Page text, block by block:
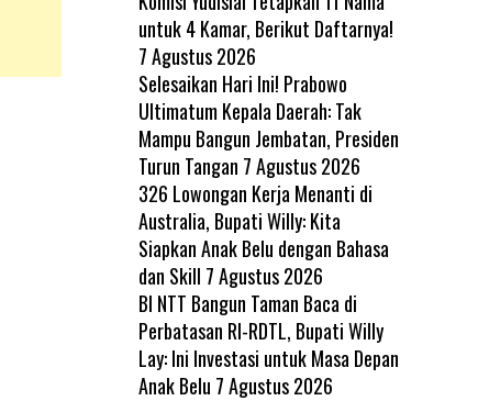
untuk 4 Kamar, Berikut Daftarnya!
7 Agustus 2026
Selesaikan Hari Ini! Prabowo
Ultimatum Kepala Daerah: Tak
Mampu Bangun Jembatan, Presiden
Turun Tangan 7 Agustus 2026
326 Lowongan Kerja Menanti di
Australia, Bupati Willy: Kita
Siapkan Anak Belu dengan Bahasa
dan Skill 7 Agustus 2026
BI NTT Bangun Taman Baca di
Perbatasan RI-RDTL, Bupati Willy
Lay: Ini Investasi untuk Masa Depan
Anak Belu 7 Agustus 2026